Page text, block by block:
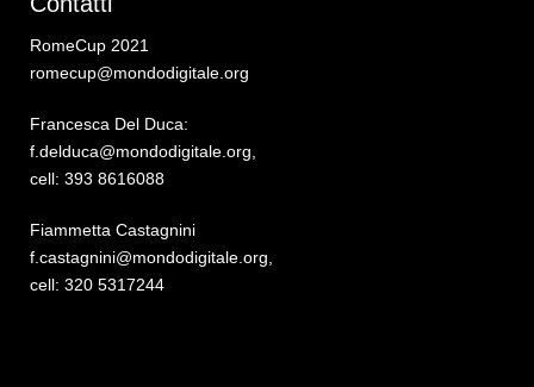
RomeCup 2021
romecup@mondodigitale.org
Francesca Del Duca:
f.delduca@mondodigitale.org,
cell: 393 8616088
Fiammetta Castagnini
f.castagnini@mondodigitale.org,
cell: 320 5317244